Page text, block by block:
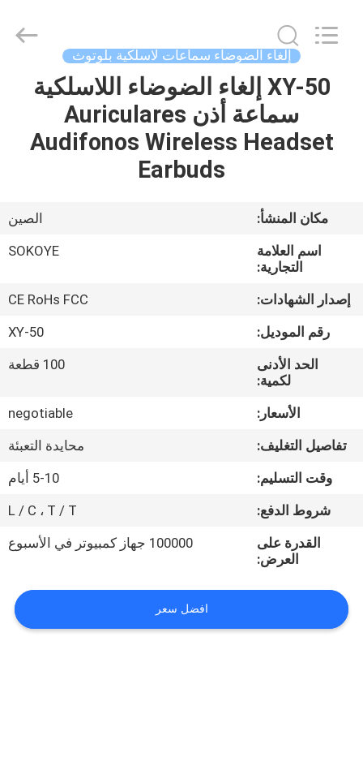
منزل،
معلومات
جولة
المعمل
مراقبة
الجودة
اتصل
حالات
Electronic
Co.,Ltd.
إلغاء الضوضاء سماعات لاسلكية بلوتوث
XY-50 إلغاء الضوضاء اللاسلكية
سماعة أذن Auriculares
Audifonos Wireless Headset
Earbuds
مكان المنشأ:
الصين
اسم العلامة
التجارية:
SOKOYE
إصدار الشهادات:
CE RoHs FCC
رقم الموديل:
XY-50
الحد الأدنى
لكمية:
100 قطعة
الأسعار:
negotiable
تفاصيل التغليف:
محايدة التعبئة
وقت التسليم:
5-10 أيام
شروط الدفع:
L / C ، T / T
القدرة على
العرض:
100000 جهاز كمبيوتر في الأسبوع
افضل سعر